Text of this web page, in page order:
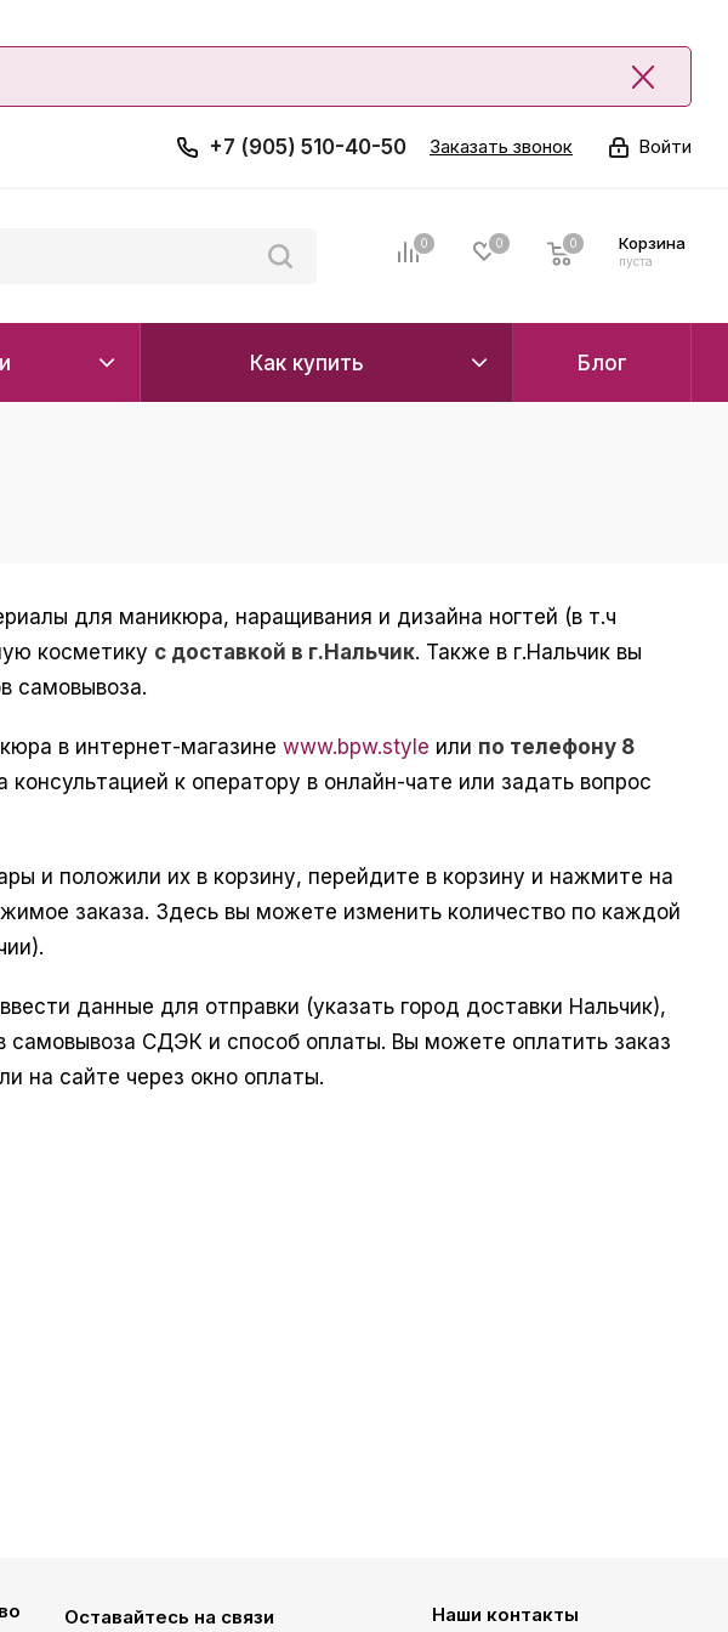
Войти
+7 (905) 510-40-50 Заказать звонок
0 0 Корзина
0
пуста
0
Как купить Блог
для маникюра, наращивания и дизайна ногтей (в т.ч
косметику с доставкой в г.Нальчик. Также в г.Нальчик вы
самовывоза.
в интернет-магазине www.bpw.style или по телефону 8
к оператору в онлайн-чате или задать вопрос
и положили их в корзину, перейдите в корзину и нажмите на
заказа. Здесь вы можете изменить количество по каждой
данные для отправки (указать город доставки Нальчик),
самовывоза СДЭК и способ оплаты. Вы можете оплатить заказ
на сайте через окно оплаты.
Оставайтесь на связи Наши контакты